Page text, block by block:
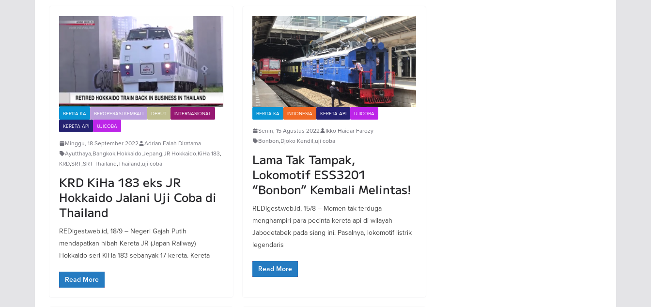
BERITA KA BEROPERASI KEMBALI DEBUT
INTERNASIONAL
KERETA API
UJICOBA
Minggu, 18 September 2022
Adrian Falah Diratama
Ayutthaya,Bangkok,Hokkaido,Jepang,JR Hokkaido,KiHa 183,
KRD,SRT,SRT Thailand,Thailand,uji coba
KRD KiHa 183 eks JR
Hokkaido Jalani Uji Coba di
Thailand
REDigest.web.id, 18/9 – Negeri Gajah Putih
mendapatkan hibah Kereta JR (Japan Railway)
Hokkaido seri KiHa 183 sebanyak 17 kereta. Kereta
Read More
BERITA KA INDONESIA KERETA API UJICOBA
Senin, 15 Agustus 2022
Ikko Haidar Farozy
Bonbon,Djoko Kendil,uji coba
Lama Tak Tampak,
Lokomotif ESS3201
“Bonbon” Kembali Melintas!
REDigest.web.id, 15/8 – Momen tak terduga
menghampiri para pecinta kereta api di wilayah
Jabodetabek pada siang ini. Pasalnya, lokomotif listrik
legendaris
Read More